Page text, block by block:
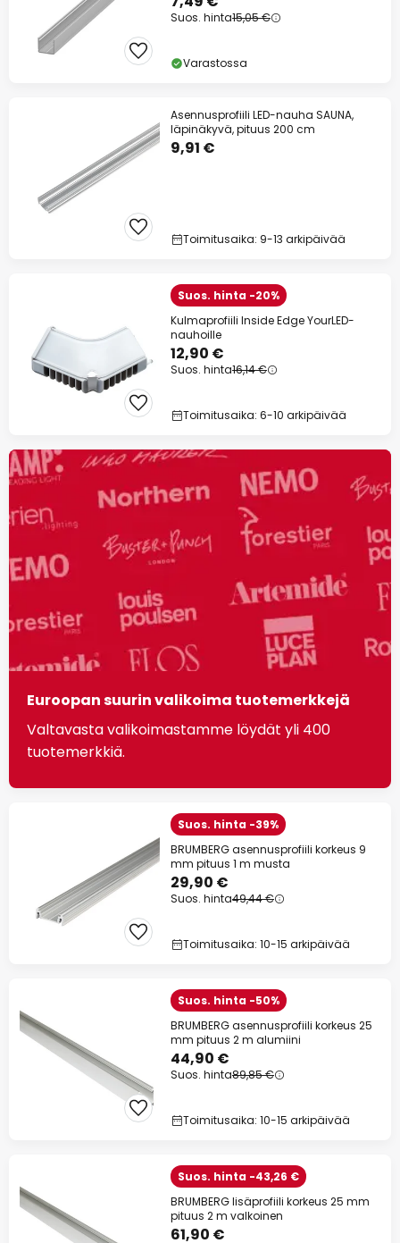
Suos. hinta15,05 €
Varastossa
Asennusprofiili LED-nauha SAUNA,
läpinäkyvä, pituus 200 cm
9,91 €
Toimitusaika: 9-13 arkipäivää
Suos. hinta -20%
Kulmaprofiili Inside Edge YourLED-
nauhoille
12,90 €
Suos. hinta16,14 €
Toimitusaika: 6-10 arkipäivää
Euroopan suurin valikoima tuotemerkkejä
Valtavasta valikoimastamme löydät yli 400
tuotemerkkiä.
Suos. hinta -39%
BRUMBERG asennusprofiili korkeus 9
mm pituus 1 m musta
29,90 €
Suos. hinta49,44 €
Toimitusaika: 10-15 arkipäivää
Suos. hinta -50%
BRUMBERG asennusprofiili korkeus 25
mm pituus 2 m alumiini
44,90 €
Suos. hinta89,85 €
Toimitusaika: 10-15 arkipäivää
Suos. hinta -43,26 €
BRUMBERG lisäprofiili korkeus 25 mm
pituus 2 m valkoinen
61,90 €